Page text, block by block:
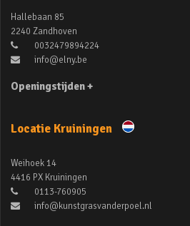
Hallebaan 85
2240 Zandhoven
0032479894224
info@elny.be
Openingstijden +
Locatie Kruiningen
Weihoek 14
4416 PX Kruiningen
0113-760905
info@kunstgrasvanderpoel.nl